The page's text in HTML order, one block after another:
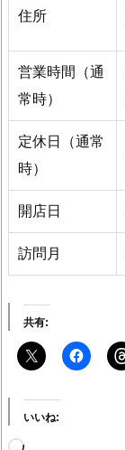
住所
営業時間（通
常時）
定休日（通常
時）
開店日
訪問月
共有:
いいね: